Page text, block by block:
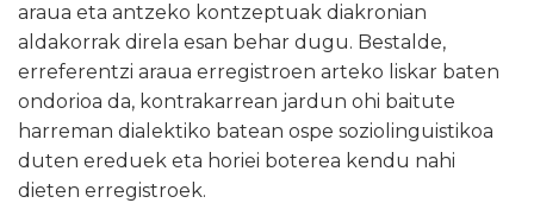
araua eta antzeko kontzeptuak diakronian
aldakorrak direla esan behar dugu. Bestalde,
erreferentzi araua erregistroen arteko liskar baten
ondorioa da, kontrakarrean jardun ohi baitute
harreman dialektiko batean ospe soziolinguistikoa
duten ereduek eta horiei boterea kendu nahi
dieten erregistroek.